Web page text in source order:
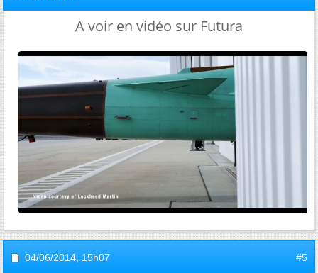
A voir en vidéo sur Futura
04/06/2014, 15h07 #5